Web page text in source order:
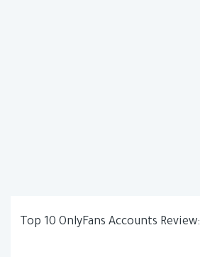
Top 10 OnlyFans Accounts